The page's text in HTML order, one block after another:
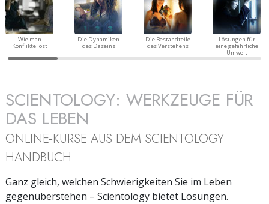
Wie man
Konflikte löst
Die Dynamiken
des Daseins
Die Bestandteile
des Verstehens
Lösungen für
eine gefährliche
Umwelt
SCIENTOLOGY: WERKZEUGE FÜR
DAS LEBEN
ONLINE‑KURSE AUS DEM SCIENTOLOGY
HANDBUCH
Ganz gleich, welchen Schwierigkeiten Sie im Leben
gegenüberstehen – Scientology bietet Lösungen.